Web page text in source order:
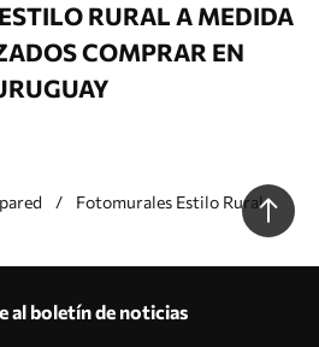
RURAL A MEDIDA
COMPRAR EN
Fotomurales Estilo Rural
al boletín de noticias